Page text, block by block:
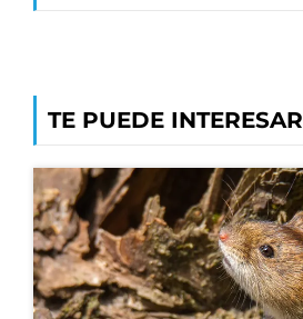
TE PUEDE INTERESAR